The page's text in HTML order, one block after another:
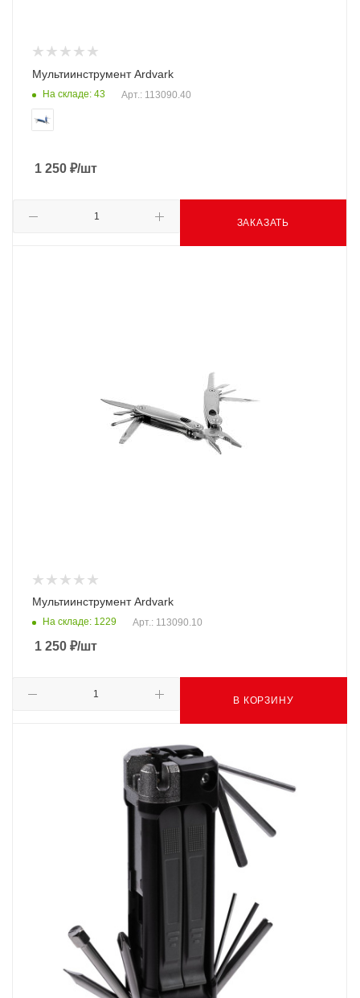
Мультиинструмент Ardvark
На складе: 43 Арт.: 113090.40
1 250 ₽/шт
ЗАКАЗАТЬ
Мультиинструмент Ardvark
На складе: 1229 Арт.: 113090.10
1 250 ₽/шт
В КОРЗИНУ